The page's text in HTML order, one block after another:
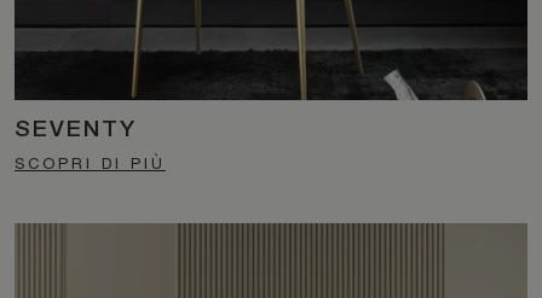
SEVENTY
SCOPRI DI PIÙ